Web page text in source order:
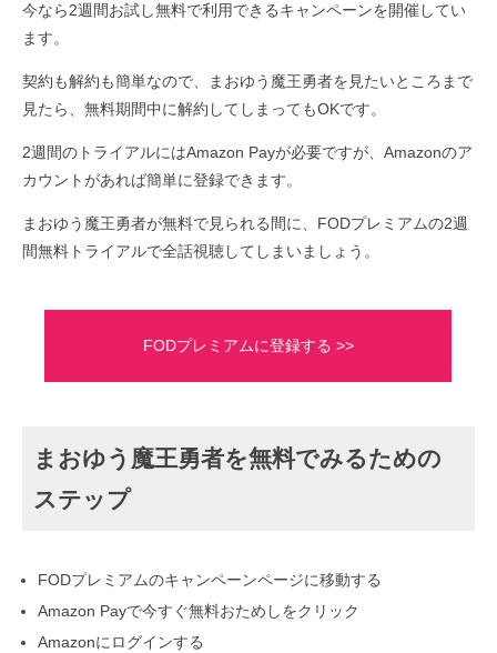
今なら2週間お試し無料で利用できるキャンペーンを開催してい
ます。
契約も解約も簡単なので、まおゆう魔王勇者を見たいところまで
見たら、無料期間中に解約してしまってもOKです。
2週間のトライアルにはAmazon Payが必要ですが、Amazonのア
カウントがあれば簡単に登録できます。
まおゆう魔王勇者が無料で見られる間に、FODプレミアムの2週
間無料トライアルで全話視聴してしまいましょう。
FODプレミアムに登録する >>
まおゆう魔王勇者を無料でみるための
ステップ
FODプレミアムのキャンペーンページに移動する
Amazon Payで今すぐ無料おためしをクリック
Amazonにログインする